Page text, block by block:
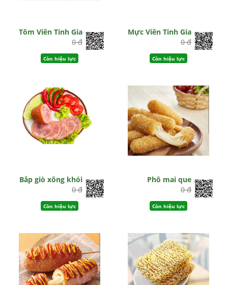
Tôm Viên Tinh Gia
0 đ
Còn hiệu lực
Mực Viên Tinh Gia
0 đ
Còn hiệu lực
Bắp giò xông khói
0 đ
Còn hiệu lực
Phô mai que
0 đ
Còn hiệu lực